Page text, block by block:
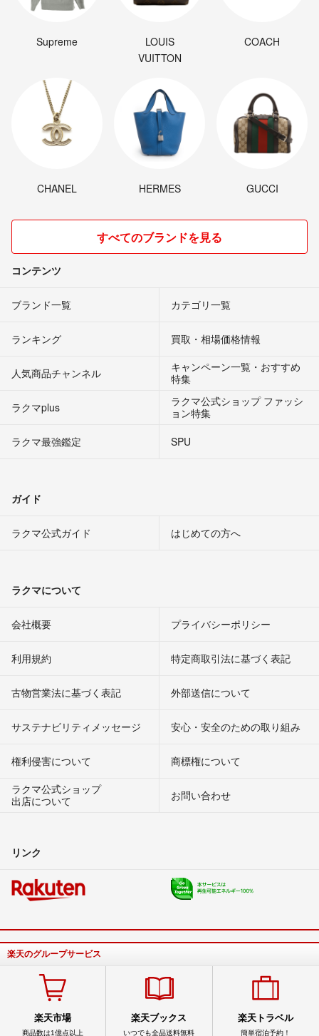
Supreme
LOUIS
VUITTON
COACH
CHANEL HERMES GUCCI
すべてのブランドを見る
コンテンツ
ブランド一覧 カテゴリ一覧
ランキング 買取・相場価格情報
人気商品チャンネル
キャンペーン一覧・おすすめ
特集
ラクマplus
ラクマ公式ショップ ファッシ
ョン特集
ラクマ最強鑑定
SPU
ガイド
ラクマ公式ガイド はじめての方へ
ラクマについて
会社概要 プライバシーポリシー
利用規約 特定商取引法に基づく表記
古物営業法に基づく表記 外部送信について
サステナビリティメッセージ 安心・安全のための取り組み
権利侵害について
商標権について
ラクマ公式ショップ
出店について
お問い合わせ
リンク
楽天のグループサービス
楽天市場
商品数は1億点以上
楽天ブックス
いつでも全品送料無料
楽天トラベル
簡単宿泊予約！